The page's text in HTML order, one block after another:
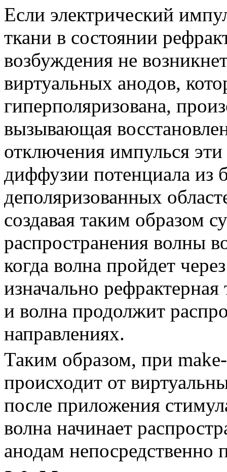
Если электрический
ткани в состоянии
возбуждения не
виртуальных анодов,
гиперполяризована,
вызывающая
отклю­чения импулься эти
диффузии потенциала из
деполяризованных
создавая таким образом
распространения волны
когда волна пройдет
изначально
и вол­на продолжит
направлениях.
Таким образом, при
происходит от
после приложения
волна начинает
анодам непосредственно